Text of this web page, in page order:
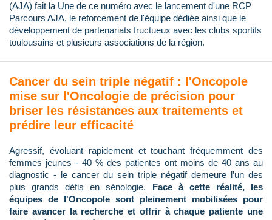
(AJA) fait la Une de ce numéro avec le lancement d'une RCP
Parcours AJA, le reforcement de l'équipe dédiée ainsi que le
développement de partenariats fructueux avec les clubs sportifs
toulousains et plusieurs associations de la région.
Cancer du sein triple négatif : l'Oncopole
mise sur l'Oncologie de précision pour
briser les résistances aux traitements et
prédire leur efficacité
Agressif, évoluant rapidement et touchant fréquemment des
femmes jeunes - 40 % des patientes ont moins de 40 ans au
diagnostic - le cancer du sein triple négatif demeure l’un des
plus grands défis en sénologie. Face à cette réalité, les
équipes de l'Oncopole sont pleinement mobilisées pour
faire avancer la recherche et offrir à chaque patiente une